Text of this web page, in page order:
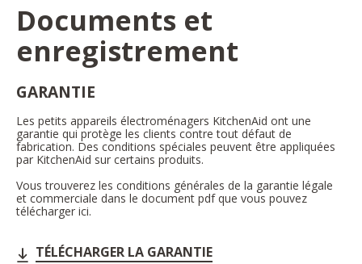
Documents et
enregistrement
GARANTIE
Les petits appareils électroménagers KitchenAid ont une
garantie qui protège les clients contre tout défaut de
fabrication. Des conditions spéciales peuvent être appliquées
par KitchenAid sur certains produits.
Vous trouverez les conditions générales de la garantie légale
et commerciale dans le document pdf que vous pouvez
télécharger ici.
TÉLÉCHARGER LA GARANTIE